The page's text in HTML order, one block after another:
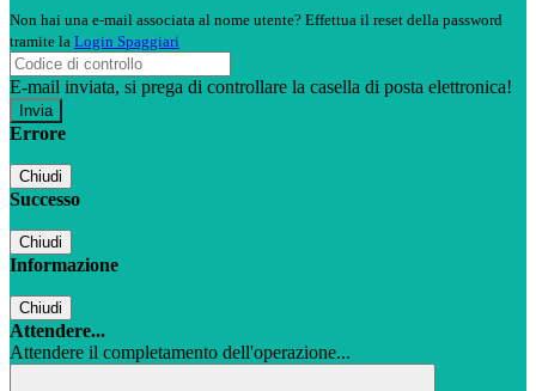
Non hai una e-mail associata al nome utente? Effettua il reset della password
tramite la Login Spaggiari
E-mail inviata, si prega di controllare la casella di posta elettronica!
Errore
Chiudi
Successo
Chiudi
Informazione
Chiudi
Attendere...
Attendere il completamento dell'operazione...